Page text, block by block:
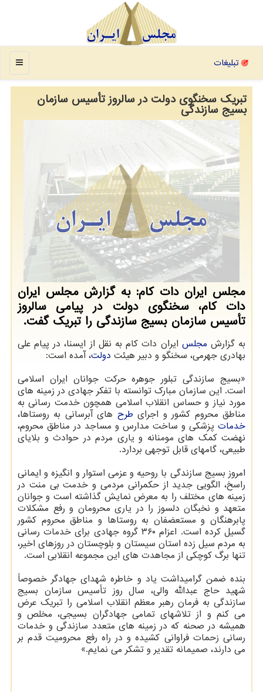
منو تبلیغات
تبریک سخنگوی دولت در سالروز تأسیس سازمان
بسیج سازندگی
مجلس ایران دات کام: به گزارش مجلس ایران
دات کام، سخنگوی دولت در پیامی سالروز
تأسیس سازمان بسیج سازندگی را تبریک گفت.
به گزارش مجلس ایران دات کام به نقل از ایسنا، در پیام علی
بهادری جهرمی، سخنگو و دبیر هیئت دولت، آمده است:
«بسیج سازندگی تبلور جوهره حرکت جوانان ایران اسلامی
است. این سازمان مبارک توانسته با تفکر جهادی در زمینه های
مورد نیاز و حساس انقلاب اسلامی همچون خدمت رسانی به
مناطق محروم کشور و اجرای طرح های آبرسانی به روستاها،
خدمات پزشکی و ساخت مدارس و مساجد در مناطق محروم،
نهضت کمک های مومنانه و یاری مردم در حوادث و بلایای
طبیعی، گامهای قابل توجهی بردارد.
امروز بسیج سازندگی با روحیه و عزمی استوار و انگیزه و ایمانی
راسخ، الگویی جدید از حکمرانی مردمی و خدمت بی منت در
زمینه های مختلف را به معرض نمایش گذاشته است و جوانان
متعهد و نخبگان دلسوز را در یاری محرومان و رفع مشکلات
پابرهنگان و مستعضفان به روستاها و مناطق محروم کشور
گسیل کرده است. اعزام ۳۶۰ گروه جهادی برای خدمات رسانی
به مردم سیل زده استان سیستان و بلوچستان در روزهای اخیر،
تنها برگ کوچکی از مجاهدت های این مجموعه انقلابی است.
بنده ضمن گرامیداشت یاد و خاطره شهدای جهادگر خصوصاً
شهید حاج عبدالله والی، سال روز تأسیس سازمان بسیج
سازندگی به فرمان رهبر معظم انقلاب اسلامی را تبریک عرض
می کنم و از تلاشهای تمامی جهادگران بسیجی، مخلص و
همیشه در صحنه که در زمینه های متعدد سازندگی و خدمات
رسانی زحمات فراوانی کشیده و در راه رفع محرومیت قدم بر
می دارند، صمیمانه تقدیر و تشکر می نمایم.»